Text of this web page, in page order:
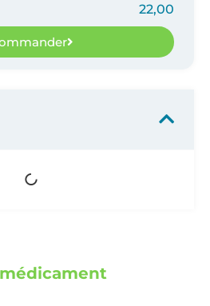
22,00